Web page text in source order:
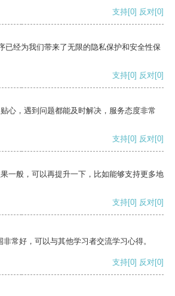
支持[0] 反对[0]
已经为我们带来了无限的隐私保护和安全性保
支持[0] 反对[0]
心，遇到问题都能及时解决，服务态度非常
支持[0] 反对[0]
一般，可以再提升一下，比如能够支持更多地
支持[0] 反对[0]
常好，可以与其他学习者交流学习心得。
支持[0] 反对[0]